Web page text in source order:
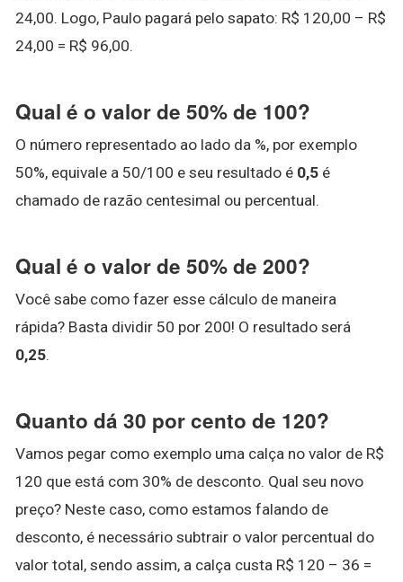
24,00. Logo, Paulo pagará pelo sapato: R$ 120,00 – R$
24,00 = R$ 96,00.
Qual é o valor de 50% de 100?
O número representado ao lado da %, por exemplo
50%, equivale a 50/100 e seu resultado é 0,5 é
chamado de razão centesimal ou percentual.
Qual é o valor de 50% de 200?
Você sabe como fazer esse cálculo de maneira
rápida? Basta dividir 50 por 200! O resultado será
0,25.
Quanto dá 30 por cento de 120?
Vamos pegar como exemplo uma calça no valor de R$
120 que está com 30% de desconto. Qual seu novo
preço? Neste caso, como estamos falando de
desconto, é necessário subtrair o valor percentual do
valor total, sendo assim, a calça custa R$ 120 – 36 =